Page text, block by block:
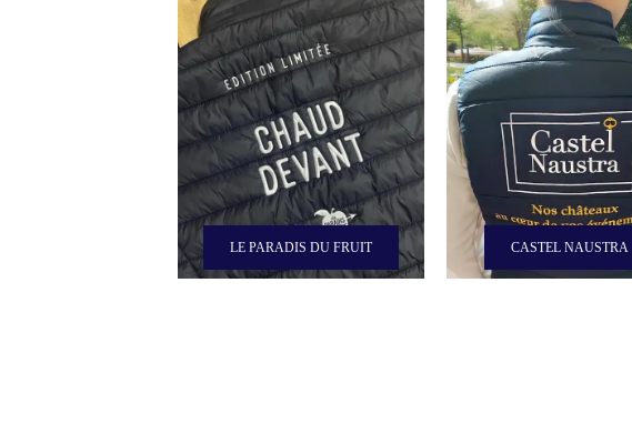
LE PARADIS DU FRUIT CASTEL NAUSTRA